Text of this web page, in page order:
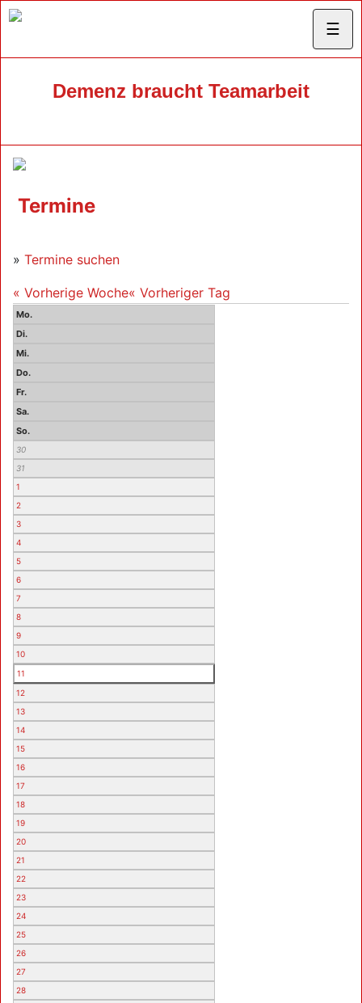
☰
Demenz braucht Teamarbeit
Termine
» Termine suchen
« Vorherige Woche« Vorheriger Tag
Mo.
Di.
Mi.
Do.
Fr.
Sa.
So.
30
31
1
2
3
4
5
6
7
8
9
10
11
12
13
14
15
16
17
18
19
20
21
22
23
24
25
26
27
28